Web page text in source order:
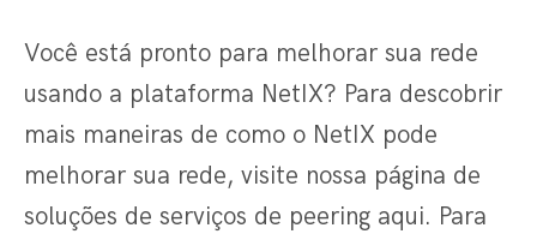
Você está pronto para melhorar sua rede
usando a plataforma NetIX? Para descobrir
mais maneiras de como o NetIX pode
melhorar sua rede, visite nossa página de
soluções de serviços de peering aqui. Para